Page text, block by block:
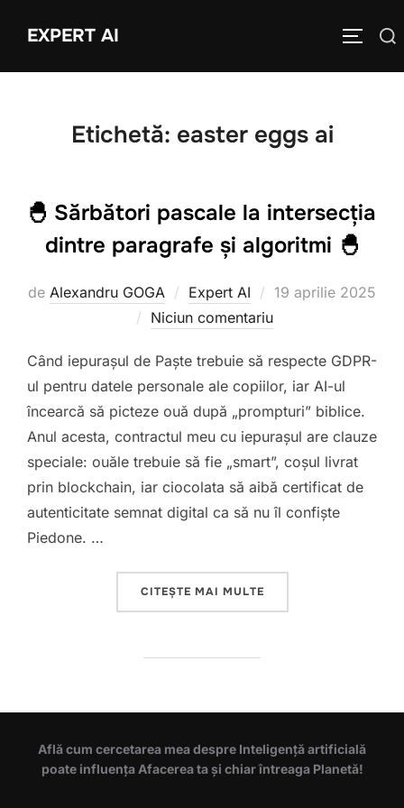
EXPERT AI
Caută
Etichetă: easter eggs ai
🐣 Sărbători pascale la intersecția
dintre paragrafe și algoritmi 🐣
de Alexandru GOGA Expert AI
Publicat
19 aprilie 2025
Niciun comentariu
Când iepurașul de Paște trebuie să respecte GDPR-
ul pentru datele personale ale copiilor, iar AI-ul
încearcă să picteze ouă după „prompturi” biblice.
Anul acesta, contractul meu cu iepurașul are clauze
speciale: ouăle trebuie să fie „smart”, coșul livrat
prin blockchain, iar ciocolata să aibă certificat de
autenticitate semnat digital ca să nu îl confiște
Piedone. …
CITEȘTE MAI MULTE„🐣 SĂRBĂTORI
Află cum cercetarea mea despre Inteligență artificială
poate influența Afacerea ta și chiar întreaga Planetă!